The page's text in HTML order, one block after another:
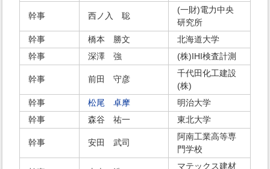
幹事 西ノ入 聡
(一財)電力中央
研究所
幹事
橋本 勝文
北海道大学
幹事
深澤 強 (株)IHI検査計測
幹事 前田 守彦
千代田化工建設
(株)
幹事
松尾 卓摩
明治大学
幹事
森谷 祐一 東北大学
幹事 安田 武司
阿南工業高等専
門学校
マテックス建材